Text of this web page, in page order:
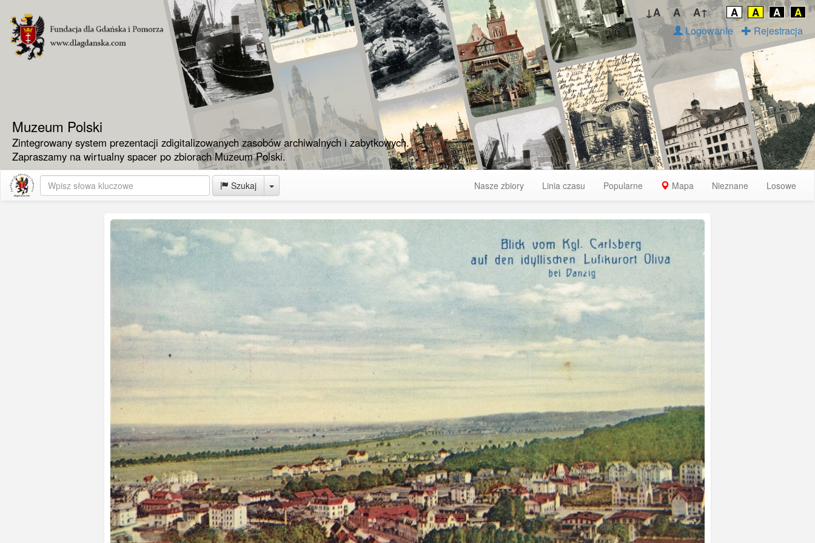
Muzeum Polski
Zintegrowany system prezentacji zdigitalizowanych zasobów archiwalnych i zabytkowych.
Zapraszamy na wirtualny spacer po zbiorach Muzeum Polski.
↓A A A↑ A A A A
Logowanie Rejestracja
Szukaj Toggle Dropdown Nasze zbiory Linia czasu Popularne Mapa Nieznane Losowe